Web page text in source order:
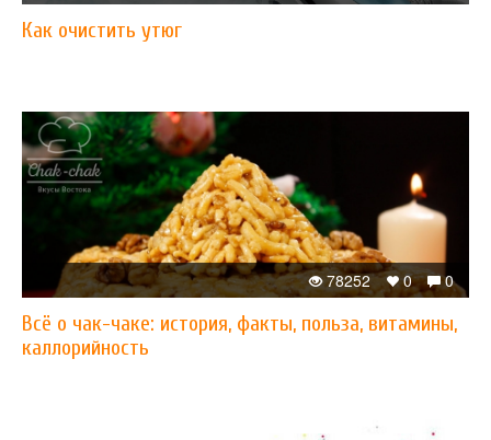
Как очистить утюг
0
0
78252
Всё о чак-чаке: история, факты, польза, витамины,
каллорийность